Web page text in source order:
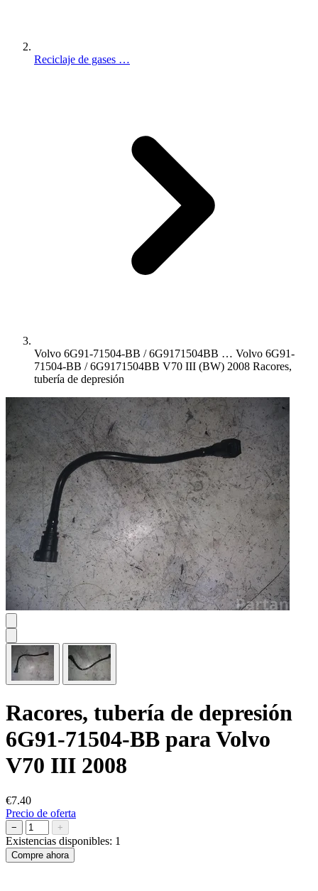
Reciclaje de gases …
Volvo 6G91-71504-BB / 6G9171504BB … Volvo 6G91-
71504-BB / 6G9171504BB V70 III (BW) 2008 Racores,
tubería de depresión
Racores, tubería de depresión
6G91-71504-BB para Volvo
V70 III 2008
€7.40
Precio de oferta
− +
Existencias disponibles: 1
Compre ahora